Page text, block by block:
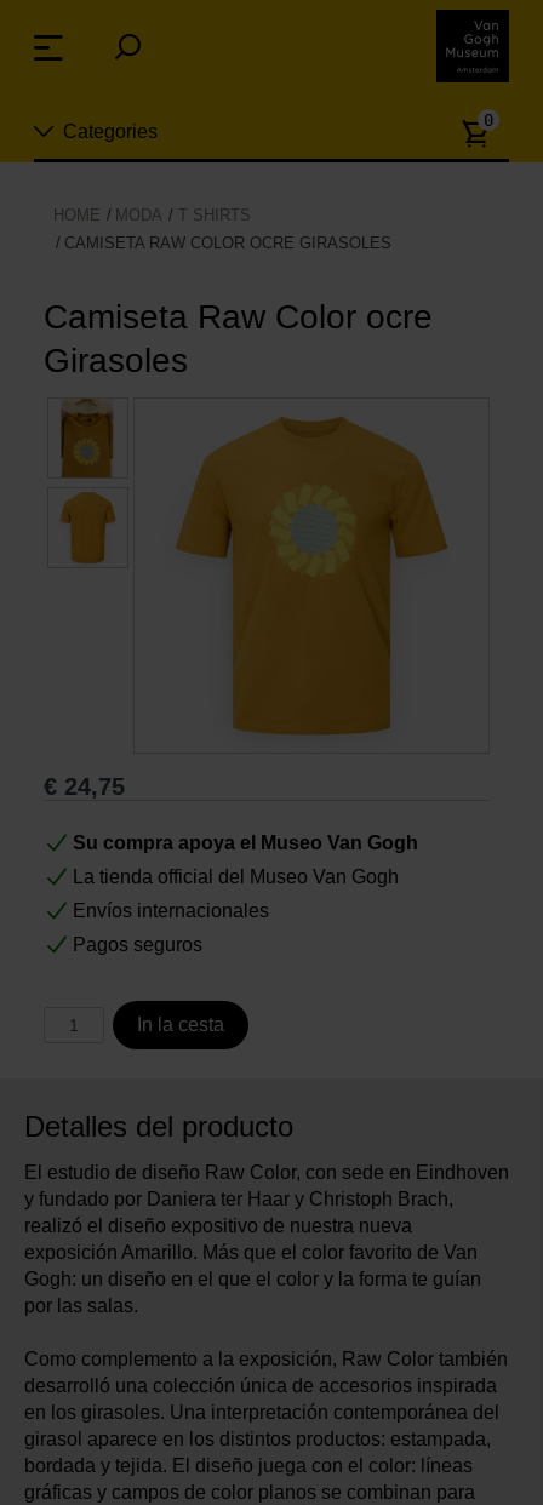
links
Jump
content
navigation
Categories
Nuevo
Para la casa
0
HOME MODA
T SHIRTS
CAMISETA RAW COLOR OCRE GIRASOLES
Camiseta Raw Color ocre
Girasoles
€ 24,75
Su compra apoya el Museo Van Gogh
La tienda official del Museo Van Gogh
Envíos internacionales
Pagos seguros
In la cesta
Detalles del producto
El estudio de diseño Raw Color, con sede en Eindhoven
y fundado por Daniera ter Haar y Christoph Brach,
realizó el diseño expositivo de nuestra nueva
exposición Amarillo. Más que el color favorito de Van
Gogh: un diseño en el que el color y la forma te guían
por las salas.
Como complemento a la exposición, Raw Color también
desarrolló una colección única de accesorios inspirada
en los girasoles. Una interpretación contemporánea del
girasol aparece en los distintos productos: estampada,
bordada y tejida. El diseño juega con el color: líneas
gráficas y campos de color planos se combinan para
Menu